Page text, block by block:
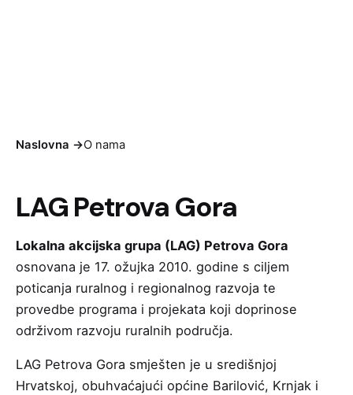
Naslovna ->O nama
LAG Petrova Gora
Lokalna akcijska grupa (LAG) Petrova Gora
osnovana je 17. ožujka 2010. godine s ciljem
poticanja ruralnog i regionalnog razvoja te
provedbe programa i projekata koji doprinose
održivom razvoju ruralnih područja.
LAG Petrova Gora smješten je u središnjoj
Hrvatskoj, obuhvaćajući općine Barilović, Krnjak i